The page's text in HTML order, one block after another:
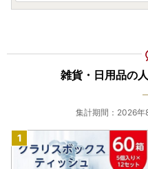
雑貨・日用品の
集計期間：2026年